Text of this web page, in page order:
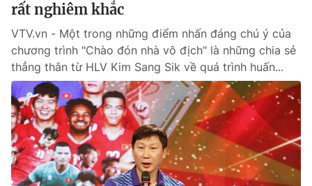
rất nghiêm khắc
VTV.vn - Một trong những điểm nhấn đáng chú ý của
chương trình "Chào đón nhà vô địch" là những chia sẻ
thẳng thắn từ HLV Kim Sang Sik về quá trình huấn...